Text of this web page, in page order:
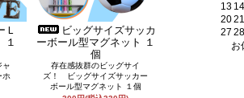
Ｌ
１
ャ
ホ
ビッグサイズサッカ
ーボール型マグネット １
個
存在感抜群のビッグサイ
ズ！ ビッグサイズサッカー
ボール型マグネット １個
13 14
2021
27 28
お